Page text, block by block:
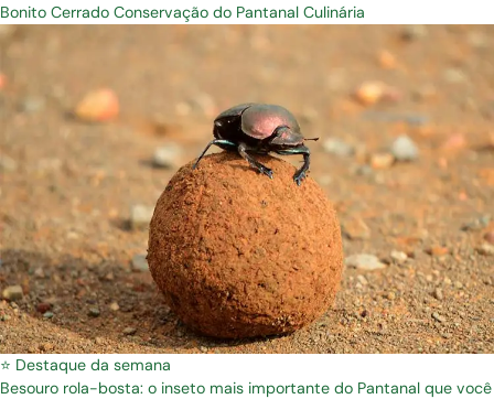
Bonito Cerrado Conservação do Pantanal Culinária
⭐ Destaque da semana
Besouro rola-bosta: o inseto mais importante do Pantanal que você